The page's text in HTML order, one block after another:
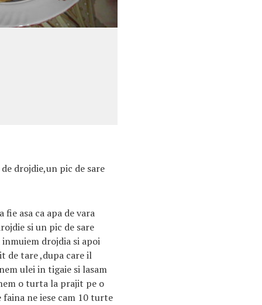
drojdie,un pic de sare
asa ca apa de vara
si un pic de sare
drojdia si apoi
de tare ,dupa care il
ulei in tigaie si lasam
o turta la prajit pe o
ne iese cam 10 turte